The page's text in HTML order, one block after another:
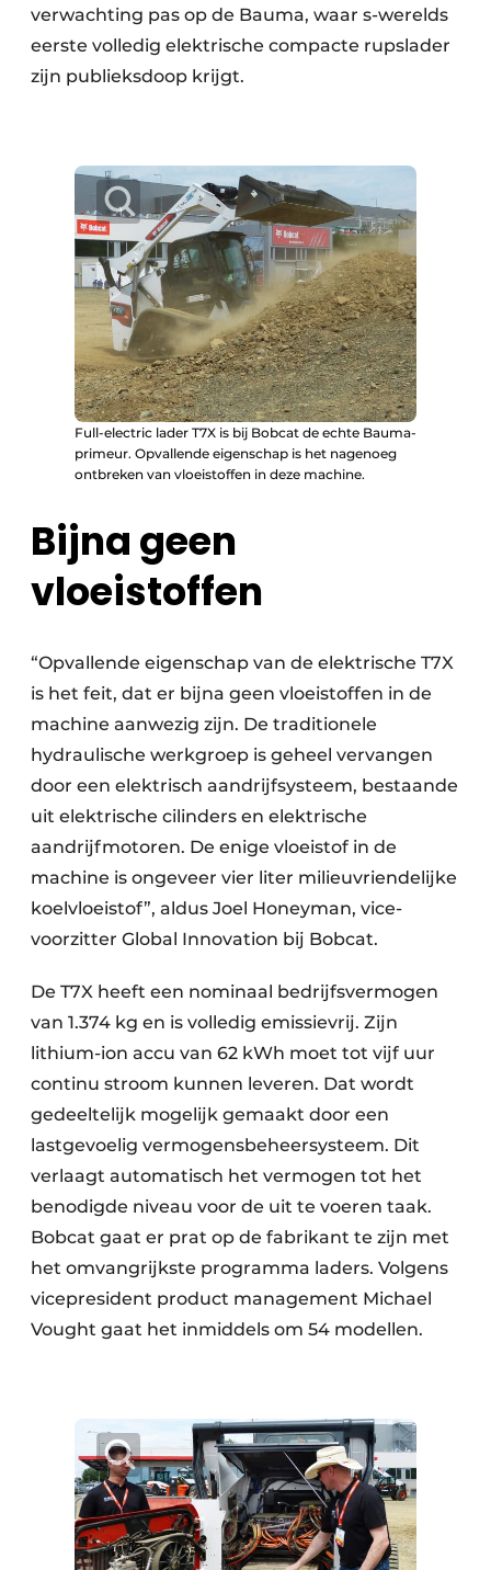
verwachting pas op de Bauma, waar s-werelds
eerste volledig elektrische compacte rupslader
zijn publieksdoop krijgt.
Full-electric lader T7X is bij Bobcat de echte Bauma-
primeur. Opvallende eigenschap is het nagenoeg
ontbreken van vloeistoffen in deze machine.
Bijna geen
vloeistoffen
“Opvallende eigenschap van de elektrische T7X
is het feit, dat er bijna geen vloeistoffen in de
machine aanwezig zijn. De traditionele
hydraulische werkgroep is geheel vervangen
door een elektrisch aandrijfsysteem, bestaande
uit elektrische cilinders en elektrische
aandrijfmotoren. De enige vloeistof in de
machine is ongeveer vier liter milieuvriendelijke
koelvloeistof”, aldus Joel Honeyman, vice-
voorzitter Global Innovation bij Bobcat.
De T7X heeft een nominaal bedrijfsvermogen
van 1.374 kg en is volledig emissievrij. Zijn
lithium-ion accu van 62 kWh moet tot vijf uur
continu stroom kunnen leveren. Dat wordt
gedeeltelijk mogelijk gemaakt door een
lastgevoelig vermogensbeheersysteem. Dit
verlaagt automatisch het vermogen tot het
benodigde niveau voor de uit te voeren taak.
Bobcat gaat er prat op de fabrikant te zijn met
het omvangrijkste programma laders. Volgens
vicepresident product management Michael
Vought gaat het inmiddels om 54 modellen.